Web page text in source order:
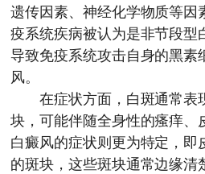
遗传因素、神经化学物质等因
疫系统疾病被认为是非节段型
导致免疫系统攻击自身的黑素
风。
在症状方面，白斑通常表
块，可能伴随全身性的瘙痒、
白癜风的症状则更为特定，即
的斑块，这些斑块通常边缘清